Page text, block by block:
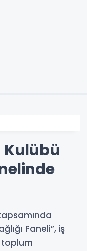
Kulübü
Paneli”, iş
toplum